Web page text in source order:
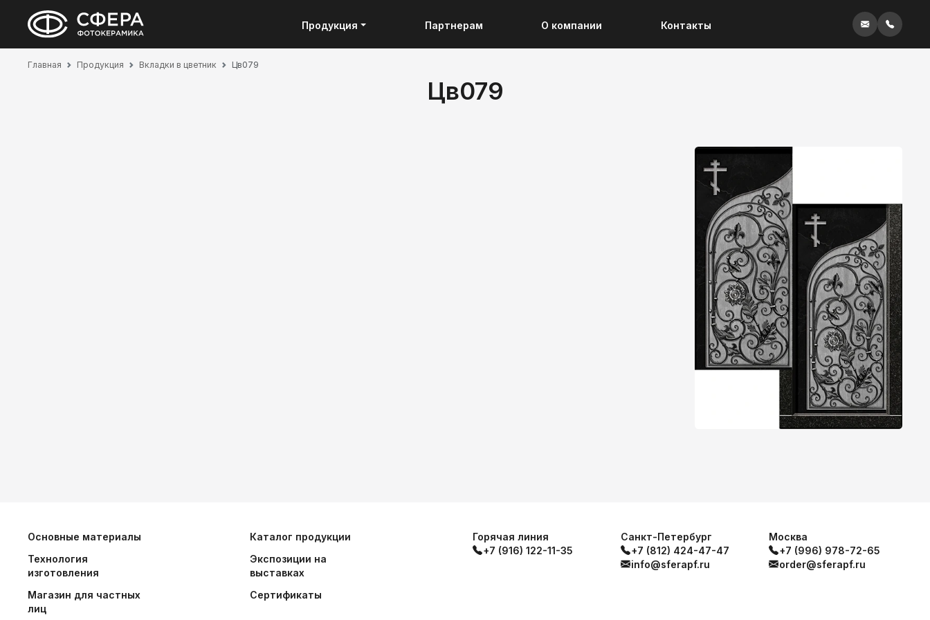
Продукция Партнерам О компании Контакты
Главная Продукция Вкладки в цветник Цв079
Цв079
Основные материалы
Технология
изготовления
Магазин для частных
лиц
Каталог продукции
Экспозиции на
выставках
Сертификаты
Горячая линия
+7 (916) 122-11-35
Санкт-Петербург
+7 (812) 424-47-47
info@sferapf.ru
Москва
+7 (996) 978-72-65
order@sferapf.ru